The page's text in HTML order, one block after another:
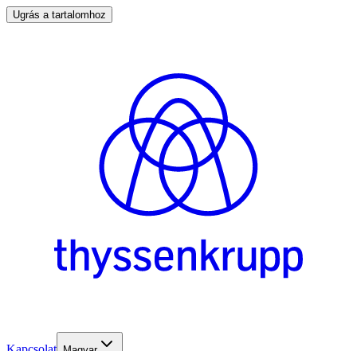
Ugrás a tartalomhoz